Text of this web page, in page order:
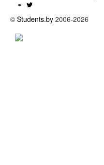
© Students.by 2006-2026